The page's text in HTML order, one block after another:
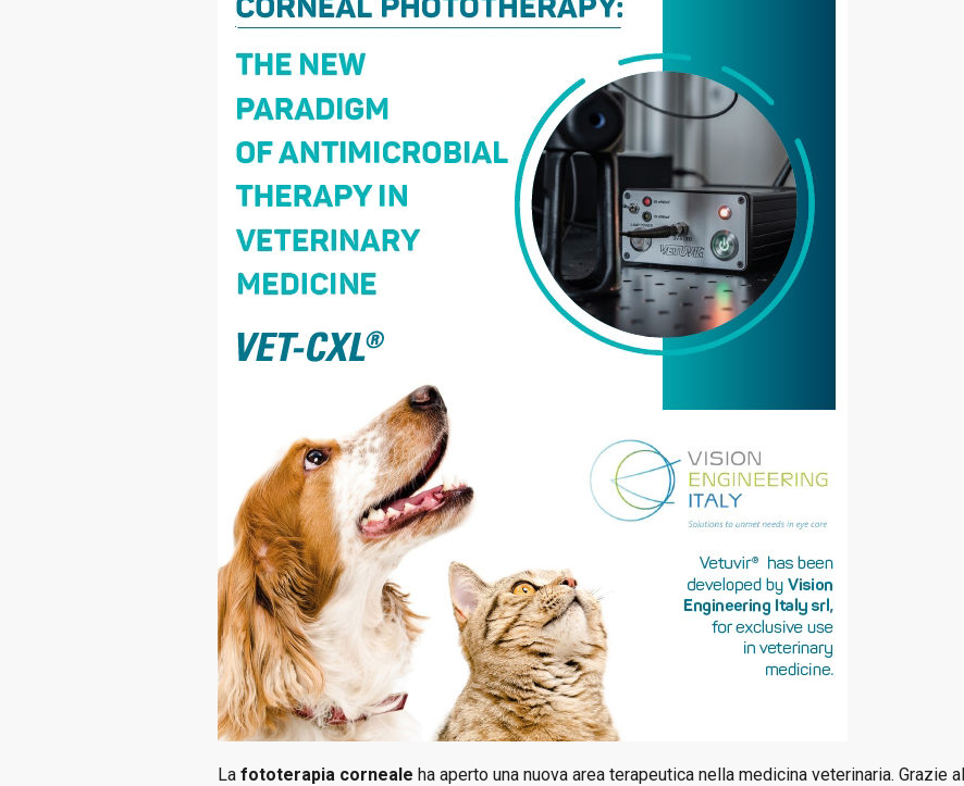
La fototerapia corneale ha aperto una nuova area terapeutica nella medicina veterinaria. Grazie